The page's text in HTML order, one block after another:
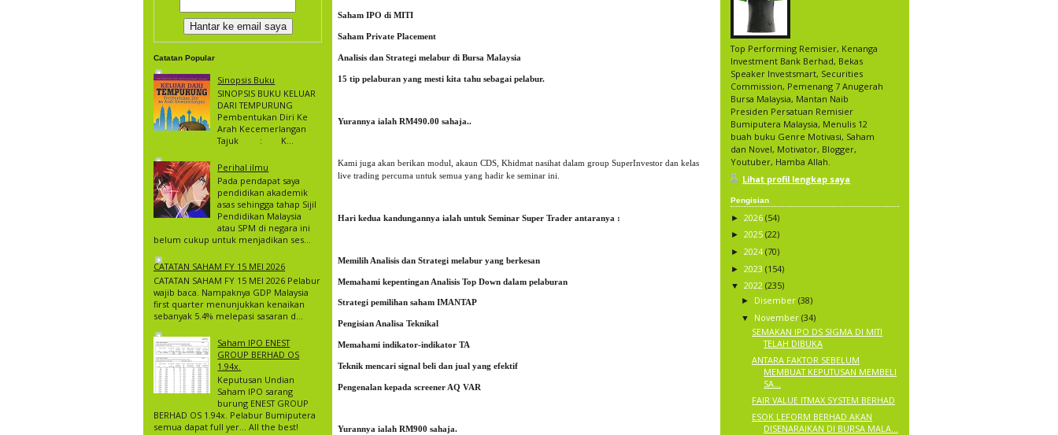
Catatan Popular
Sinopsis Buku
SINOPSIS BUKU KELUAR
DARI TEMPURUNG
Pembentukan Diri Ke
Arah Kecemerlangan
Tajuk : K...
Perihal ilmu
Pada pendapat saya
pendidikan akademik
asas sehingga tahap Sijil
Pendidikan Malaysia
atau SPM di negara ini
belum cukup untuk menjadikan ses...
CATATAN SAHAM FY 15 MEI 2026
CATATAN SAHAM FY 15 MEI 2026 Pelabur
wajib baca. Nampaknya GDP Malaysia
first quarter menunjukkan kenaikan
sebanyak 5.4% melepasi sasaran d...
Saham IPO ENEST
GROUP BERHAD OS
1.94x.
Keputusan Undian
Saham IPO sarang
burung ENEST GROUP
BERHAD OS 1.94x. Pelabur Bumiputera
semua dapat full yer… All the best!
Saham IPO di MITI
Saham Private Placement
Analisis dan Strategi melabur di Bursa Malaysia
15 tip pelaburan yang mesti kita tahu sebagai pelabur.
Yurannya ialah RM490.00 sahaja..
Kami juga akan berikan modul, akaun CDS, Khidmat nasihat dalam group SuperInvestor dan kelas
live trading percuma untuk semua yang hadir ke seminar ini.
Hari kedua kandungannya ialah untuk Seminar Super Trader antaranya :
Memilih Analisis dan Strategi melabur yang berkesan
Memahami kepentingan Analisis Top Down dalam pelaburan
Strategi pemilihan saham IMANTAP
Pengisian Analisa Teknikal
Memahami indikator-indikator TA
Teknik mencari signal beli dan jual yang efektif
Pengenalan kepada screener AQ VAR
Yurannya ialah RM900 sahaja.
Top Performing Remisier, Kenanga
Investment Bank Berhad, Bekas
Speaker Investsmart, Securities
Commission, Pemenang 7 Anugerah
Bursa Malaysia, Mantan Naib
Presiden Persatuan Remisier
Bumiputera Malaysia, Menulis 12
buah buku Genre Motivasi, Saham
dan Novel, Motivator, Blogger,
Youtuber, Hamba Allah.
Lihat profil lengkap saya
Pengisian
► 2026 (54)
► 2025 (22)
► 2024 (70)
► 2023 (154)
▼ 2022 (235)
► Disember (38)
▼ November (34)
SEMAKAN IPO DS SIGMA DI MITI
TELAH DIBUKA
ANTARA FAKTOR SEBELUM
MEMBUAT KEPUTUSAN MEMBELI
SA...
FAIR VALUE ITMAX SYSTEM BERHAD
ESOK LEFORM BERHAD AKAN
DISENARAIKAN DI BURSA MALA...